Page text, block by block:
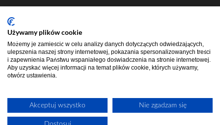
Social
ECOMVERSE - STRONY INTERNETOWE - USŁUGI E-COMMERCE
Używamy plików cookie
Możemy je zamieścić w celu analizy danych dotyczących odwiedzających,
ulepszenia naszej strony internetowej, pokazania spersonalizowanych treści
i zapewnienia Państwu wspaniałego doświadczenia na stronie internetowej.
Aby uzyskać więcej informacji na temat plików cookie, których używamy,
otwórz ustawienia.
Akceptuj wszystko Nie zgadzam się